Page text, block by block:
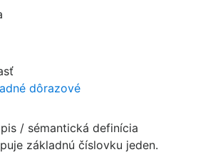
dôrazové
/ sémantická definícia
základnú číslovku jeden.